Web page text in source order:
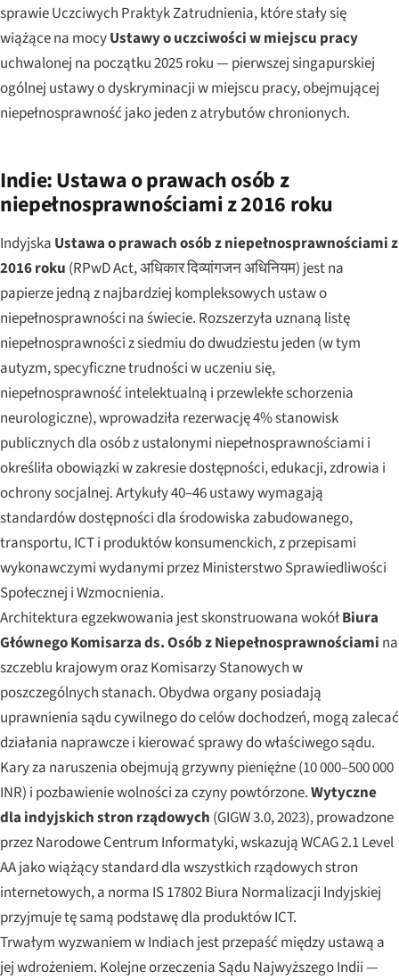
sprawie Uczciwych Praktyk Zatrudnienia, które stały się
wiążące na mocyUstawy o uczciwości w miejscu pracy
uchwalonej na początku 2025 roku — pierwszej singapurskiej
ogólnej ustawy o dyskryminacji w miejscu pracy, obejmującej
niepełnosprawność jako jeden z atrybutów chronionych.
Indie: Ustawa o prawach osób z
niepełnosprawnościami z 2016 roku
Indyjska Ustawa o prawach osób z niepełnosprawnościami z
2016 roku (RPwD Act, अधिकार दिव्यांगजन अधिनियम) jest na
papierze jedną z najbardziej kompleksowych ustaw o
niepełnosprawności na świecie. Rozszerzyła uznaną listę
niepełnosprawności z siedmiu do dwudziestu jeden (w tym
autyzm, specyficzne trudności w uczeniu się,
niepełnosprawność intelektualną i przewlekłe schorzenia
neurologiczne), wprowadziła rezerwację 4% stanowisk
publicznych dla osób z ustalonymi niepełnosprawnościami i
określiła obowiązki w zakresie dostępności, edukacji, zdrowia i
ochrony socjalnej. Artykuły 40–46 ustawy wymagają
standardów dostępności dla środowiska zabudowanego,
transportu, ICT i produktów konsumenckich, z przepisami
wykonawczymi wydanymi przez Ministerstwo Sprawiedliwości
Społecznej i Wzmocnienia.
Architektura egzekwowania jest skonstruowana wokółBiura
Głównego Komisarza ds. Osób z Niepełnosprawnościami na
szczeblu krajowym oraz Komisarzy Stanowych w
poszczególnych stanach. Obydwa organy posiadają
uprawnienia sądu cywilnego do celów dochodzeń, mogą zalecać
działania naprawcze i kierować sprawy do właściwego sądu.
Kary za naruszenia obejmują grzywny pieniężne (10 000–500 000
INR) i pozbawienie wolności za czyny powtórzone.Wytyczne
dla indyjskich stron rządowych (GIGW 3.0, 2023), prowadzone
przez Narodowe Centrum Informatyki, wskazują WCAG 2.1 Level
AA jako wiążący standard dla wszystkich rządowych stron
internetowych, a norma IS 17802 Biura Normalizacji Indyjskiej
przyjmuje tę samą podstawę dla produktów ICT.
Trwałym wyzwaniem w Indiach jest przepaść między ustawą a
jej wdrożeniem. Kolejne orzeczenia Sądu Najwyższego Indii —